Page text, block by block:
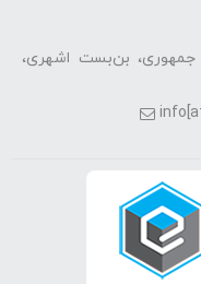
جمهوری، بن‌بست اشهری،